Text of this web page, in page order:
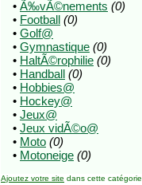
• Ã‰vÃ©nements (0)
• Football (0)
• Golf@
• Gymnastique (0)
• HaltÃ©rophilie (0)
• Handball (0)
• Hobbies@
• Hockey@
• Jeux@
• Jeux vidÃ©o@
• Moto (0)
• Motoneige (0)
Ajoutez votre site dans cette catégorie